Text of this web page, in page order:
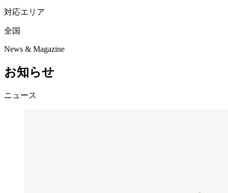
対応エリア
全国
News & Magazine
お知らせ
ニュース